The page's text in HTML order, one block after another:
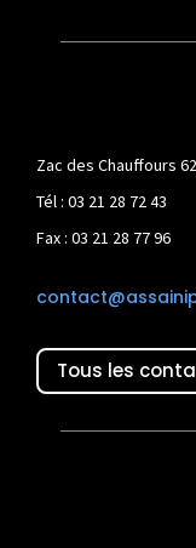
Zac des Chauffours
Tél : 03 21 28 72 43
Fax : 03 21 28 77 96
Tous les